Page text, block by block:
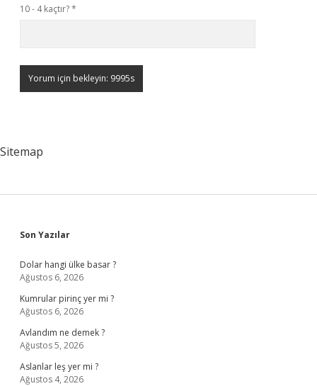
10 - 4 kaçtır?*
Sitemap
Sidebar
Son Yazılar
Dolar hangi ülke basar ?
Ağustos 6, 2026
Kumrular pirinç yer mi ?
Ağustos 6, 2026
Avlandım ne demek ?
Ağustos 5, 2026
Aslanlar leş yer mi ?
Ağustos 4, 2026